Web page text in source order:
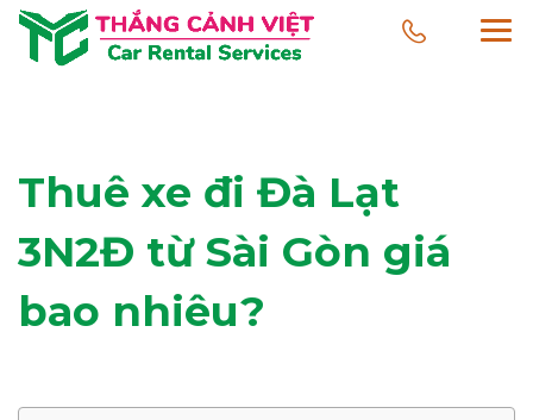
Thuê xe đi Đà Lạt
3N2Đ từ Sài Gòn giá
bao nhiêu?